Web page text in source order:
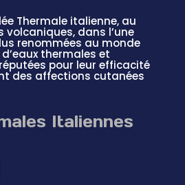
Thermale italienne, au
volcaniques, dans l’une
renommées au monde
thermales et
pour leur efficacité
des affections cutanées
Italiennes